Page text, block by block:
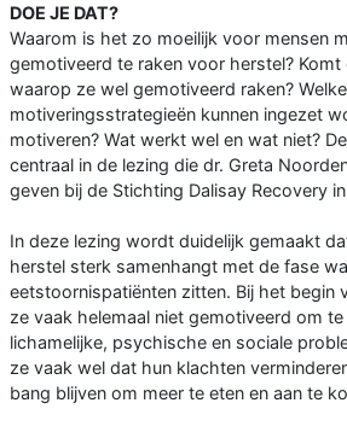
DOE JE DAT?
Waarom is het zo moeilijk voor mensen
gemotiveerd te raken voor herstel?
waarop ze wel gemotiveerd raken? Welke
motiveringsstrategieën kunnen ingezet
motiveren? Wat werkt wel en wat niet?
centraal in de lezing die dr. Greta
geven bij de Stichting Dalisay Recovery
In deze lezing wordt duidelijk gemaakt
herstel sterk samenhangt met de fase
eetstoornispatiënten zitten. Bij het begin
ze vaak helemaal niet gemotiveerd om
lichamelijke, psychische en sociale
ze vaak wel dat hun klachten
bang blijven om meer te eten en aan te